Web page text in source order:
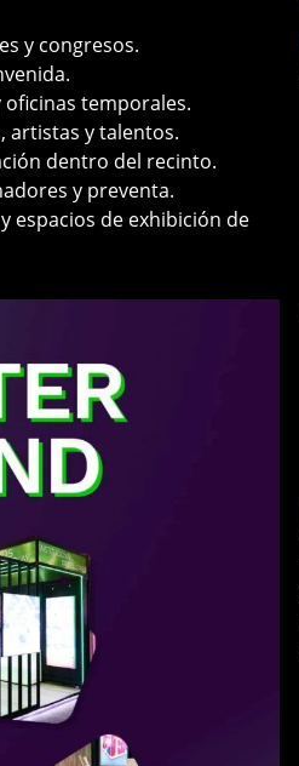
y congresos.
oficinas temporales.
artistas y talentos.
dentro del recinto.
y preventa.
espacios de exhibición de